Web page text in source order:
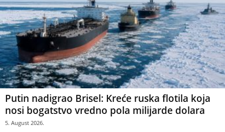
Putin nadigrao Brisel: Kreće ruska flotila koja
nosi bogatstvo vredno pola milijarde dolara
5. August 2026.